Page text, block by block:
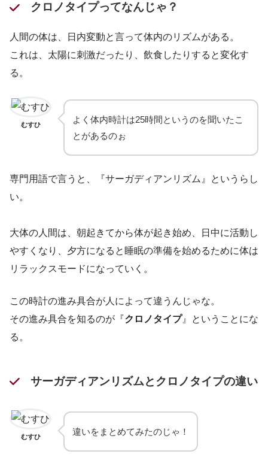
クロノタイプってなんじゃ？
人間の体は、日内変動と言って体内のリズムがある。
これは、太陽に刺激だったり、飲食したりすると変化す
る。
むすひ
よく体内時計は25時間というのを聞いたこ
とがあるのぉ
専門用語で言うと、『サーガディアンリズム』というらし
い。
大体の人間は、朝起きてから体が起き始め、日中に活動し
やすくなり、夕方になると睡眠の準備を始めるために体は
リラックスモードになっていく。
この時計の進み具合が人によって違うんじゃな。
その進み具合を知るのが『クロノタイプ』ということにな
る。
サーガディアンリズムとクロノタイプの違い
むすひ 違いをまとめてみたのじゃ！